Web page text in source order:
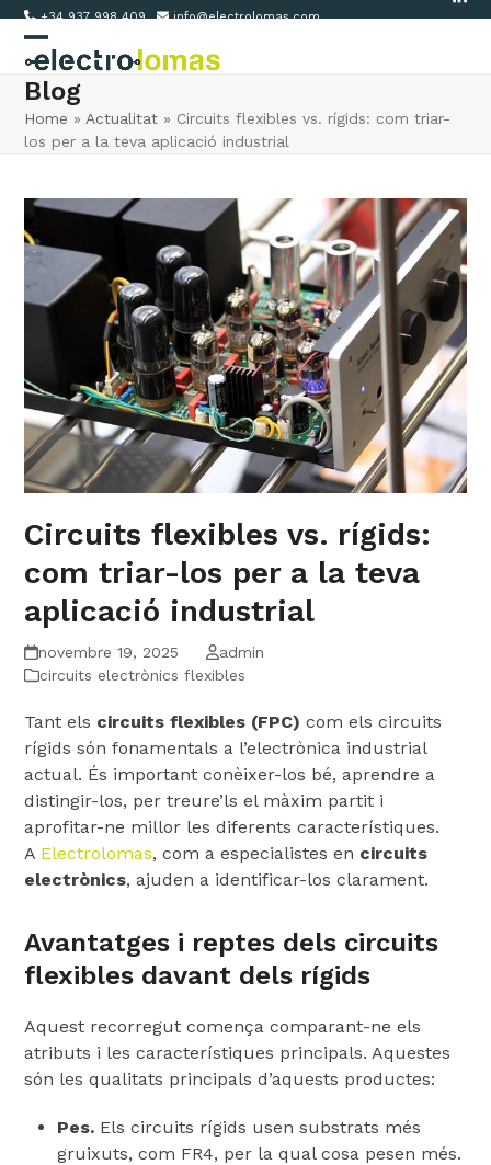
Skip
content
+34 937 998 409 info@electrolomas.com
Open
mobile
menu
Close
mobile
menu
Blog
Home » Actualitat » Circuits flexibles vs. rígids: com triar-
los per a la teva aplicació industrial
Circuits flexibles vs. rígids:
com triar-los per a la teva
aplicació industrial
novembre 19, 2025
admin
circuits electrònics flexibles
Tant els circuits flexibles (FPC) com els circuits
rígids són fonamentals a l’electrònica industrial
actual. És important conèixer-los bé, aprendre a
distingir-los, per treure’ls el màxim partit i
aprofitar-ne millor les diferents característiques.
A Electrolomas, com a especialistes en circuits
electrònics, ajuden a identificar-los clarament.
Avantatges i reptes dels circuits
flexibles davant dels rígids
Aquest recorregut comença comparant-ne els
atributs i les característiques principals. Aquestes
són les qualitats principals d’aquests productes:
Pes. Els circuits rígids usen substrats més
gruixuts, com FR4, per la qual cosa pesen més.